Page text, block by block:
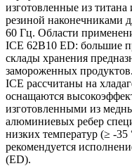
изготовленные из
резиной наконечниками
60 Гц. Области
ICE 62B10 ED: большие
склады хранения
замороженных
ICE рассчитаны на
оснащаются
изготовленными из
алюминиевых ребер
низких температур (≥ -
рекомендуется
(ED).